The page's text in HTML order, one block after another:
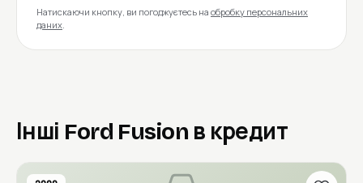
Натискаючи кнопку, ви погоджуєтесь на обробку персональних
даних.
Інші Ford Fusion в кредит